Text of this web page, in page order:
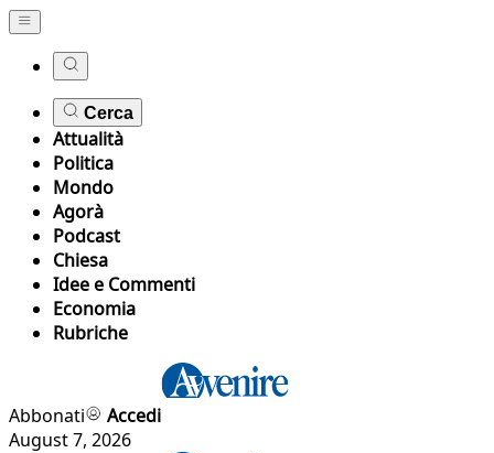
Cerca
Attualità
Politica
Mondo
Agorà
Podcast
Chiesa
Idee e Commenti
Economia
Rubriche
Abbonati
Accedi
August 7, 2026